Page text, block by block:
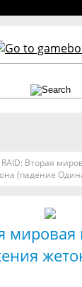
RAID: Вторая
(падение